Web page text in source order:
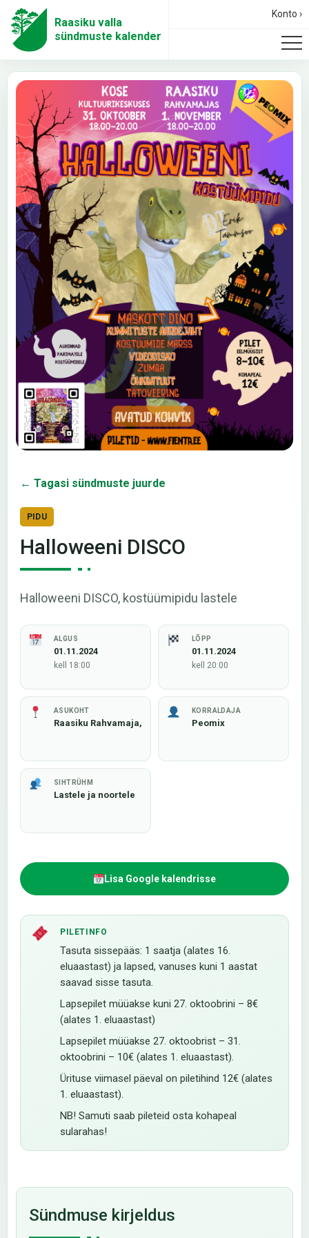
Raasiku valla
sündmuste kalender
Konto ›
← Tagasi sündmuste juurde
PIDU
Halloweeni DISCO
Halloweeni DISCO, kostüümipidu lastele
ALGUS
01.11.2024
kell 18:00
LÕPP
01.11.2024
kell 20:00
ASUKOHT
Raasiku Rahvamaja,
KORRALDAJA
Peomix
SIHTRÜHM
Lastele ja noortele
Lisa Google kalendrisse
PILETINFO
Tasuta sissepääs: 1 saatja (alates 16.
eluaastast) ja lapsed, vanuses kuni 1 aastat
saavad sisse tasuta.
Lapsepilet müüakse kuni 27. oktoobrini – 8€
(alates 1. eluaastast)
Lapsepilet müüakse 27. oktoobrist – 31.
oktoobrini – 10€ (alates 1. eluaastast).
Ürituse viimasel päeval on piletihind 12€ (alates
1. eluaastast).
NB! Samuti saab pileteid osta kohapeal
sularahas!
Sündmuse kirjeldus